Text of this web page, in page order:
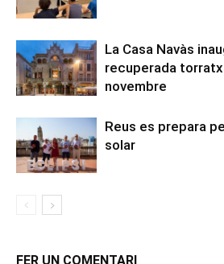
La Casa Navàs
recuperada
novembre
Reus es prepara
solar
FER UN COMENTARI